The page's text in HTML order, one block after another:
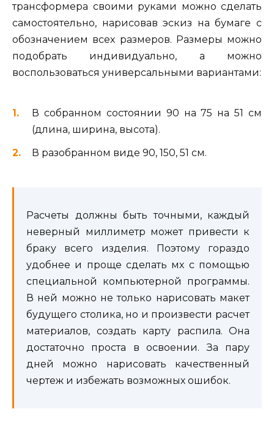
трансформера своими руками можно сделать
самостоятельно, нарисовав эскиз на бумаге с
обозначением всех размеров. Размеры можно
подобрать индивидуально, а можно
воспользоваться универсальными вариантами:
В собранном состоянии 90 на 75 на 51 см
(длина, ширина, высота).
В разобранном виде 90, 150, 51 см.
Расчеты должны быть точными, каждый
неверный миллиметр может привести к
браку всего изделия. Поэтому гораздо
удобнее и проще сделать мх с помощью
специальной компьютерной программы.
В ней можно не только нарисовать макет
будущего столика, но и произвести расчет
материалов, создать карту распила. Она
достаточно проста в освоении. За пару
дней можно нарисовать качественный
чертеж и избежать возможных ошибок.